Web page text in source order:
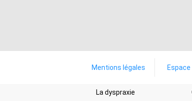
Mentions légales
La dyspraxie